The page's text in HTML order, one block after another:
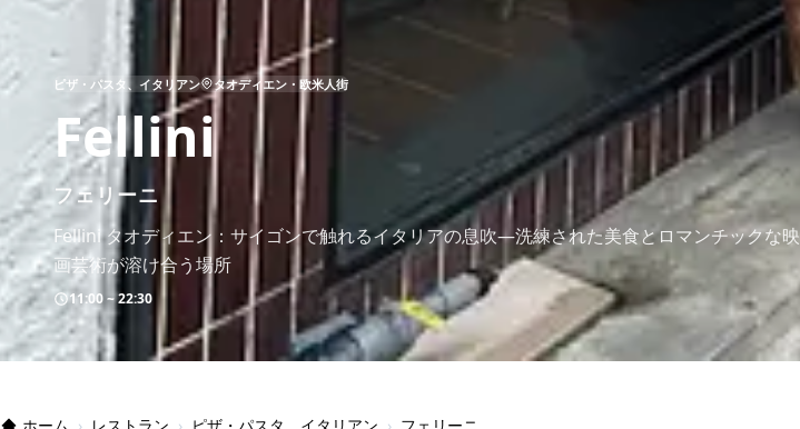
ピザ・パスタ、イタリアン タオディエン・欧米人街
Fellini
フェリーニ
Fellini タオディエン：サイゴンで触れるイタリアの息吹—洗練された美食とロマンチックな映
画芸術が溶け合う場所
11:00 ~ 22:30
ホーム › レストラン › ピザ・パスタ、イタリアン › フェリーニ